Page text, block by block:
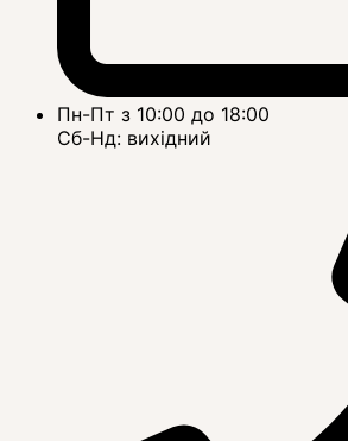
Пн-Пт з 10:00 до 18:00
Сб-Нд: вихідний